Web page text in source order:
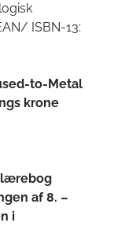
ISBN-13:
to-Metal
krone
lærebog
af 8. –
i